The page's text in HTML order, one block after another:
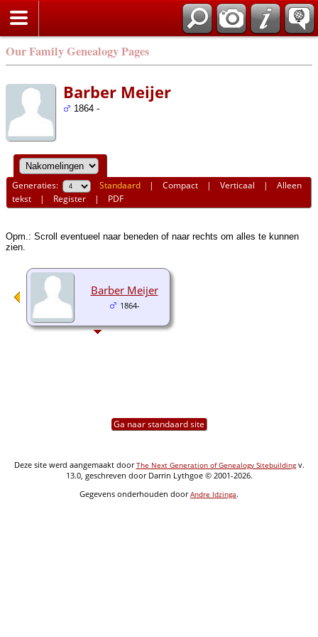
Our Family Genealogy Pages
Barber Meijer
1864 -
Generaties: Standaard |Compact |Verticaal |Alleen
tekst | Register | PDF
Opm.: Scroll eventueel naar beneden of naar rechts om alles te kunnen
zien.
Barber Meijer
1864-
Ga naar standaard site
Deze site werd aangemaakt doorThe Next Generation of Genealogy Sitebuildingv.
13.0, geschreven door Darrin Lythgoe © 2001-2026.
Gegevens onderhouden doorAndre Idzinga.